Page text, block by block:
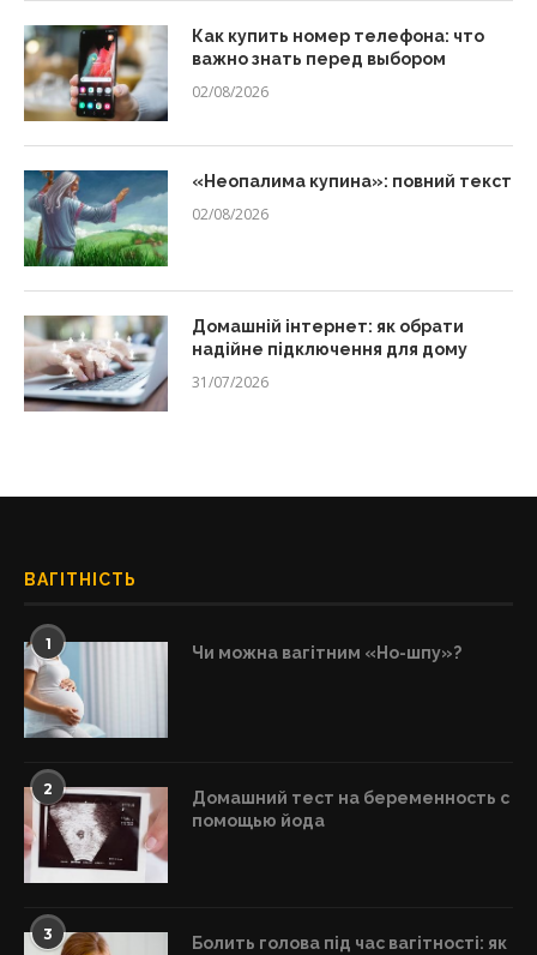
Как купить номер телефона: что
важно знать перед выбором
02/08/2026
«Неопалима купина»: повний текст
02/08/2026
Домашній інтернет: як обрати
надійне підключення для дому
31/07/2026
ВАГІТНІСТЬ
1 Чи можна вагітним «Но-шпу»?
2
Домашний тест на беременность с
помощью йода
3
Болить голова під час вагітності: як